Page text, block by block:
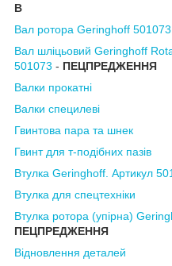
В
Вал ротора Geringhoff 501073
Вал шліцьовий Geringhoff
501073 - ПЕЦПРЕДЖЕННЯ
Валки прокатні
Валки специлеві
Гвинтова пара та шнек
Гвинт для т-подібних пазів
Втулка Geringhoff. Артикул
Втулка для спецтехніки
Втулка ротора (упірна)
ПЕЦПРЕДЖЕННЯ
Відновлення деталей